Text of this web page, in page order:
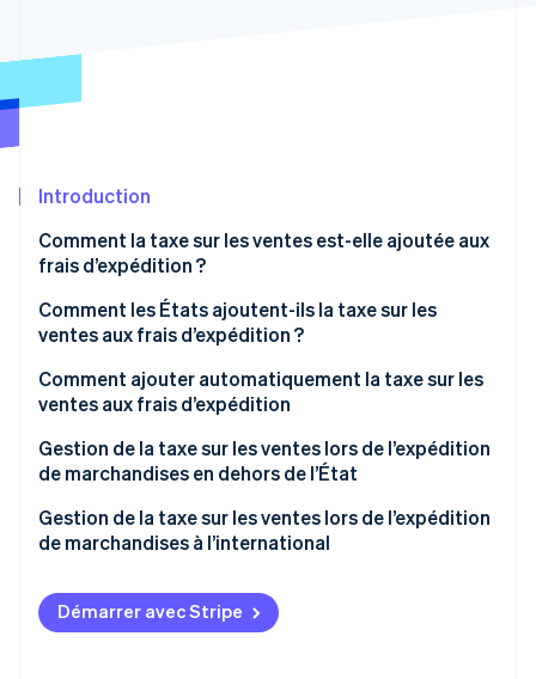
Radar
Atlas
Élimination du carbone
Vérification de l'identité
Stripe Sessions 2026
Découvrez comment Stripe construit l’infrastructure
Introduction
Comment la taxe sur les ventes est-elle ajoutée aux
frais d’expédition ?
Comment les États ajoutent-ils la taxe sur les
ventes aux frais d’expédition ?
États dans lesquels les frais d’expédition sont
généralement imposables
États dans lesquels les frais d’expédition sont
imposables s’ils sont groupés avec d’autres frais
États dans lesquels les frais d’expédition sont
imposables dans des circonstances spécifiques
États dans lesquels les frais d’expédition ne sont
généralement pas imposables
Comment ajouter automatiquement la taxe sur les
ventes aux frais d’expédition
Configurer Stripe Tax
Définir les frais d’expédition et les comportements
Automatiser le calcul des taxes lors du paiement
Gestion de la taxe sur les ventes lors de l’expédition
de marchandises en dehors de l’État
Déterminer si vous avez un lien économique dans
l’État de destination
Déterminer l’assujettissement des marchandises à
la taxe
Gestion de la taxe sur les ventes lors de l’expédition
de marchandises à l’international
Qui paie les frais d’expédition et de douane ?
Taxes et droits sur les expéditions internationales
Démarrer avec Stripe